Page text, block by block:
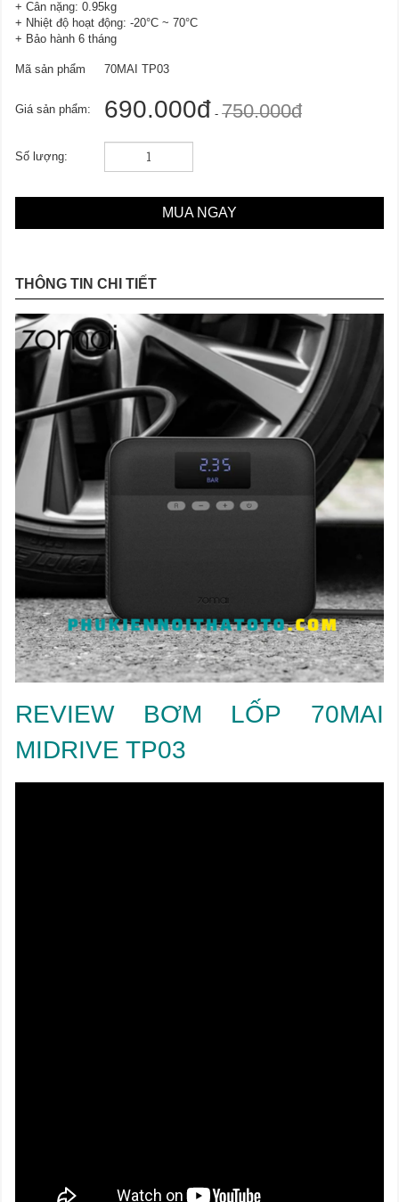
+ Cân nặng: 0.95kg
+ Nhiệt độ hoạt động: -20°C ~ 70°C
+ Bảo hành 6 tháng
Mã sản phẩm 70MAI TP03
Giá sản phẩm: 690.000đ -750.000đ
Số lượng:
MUA NGAY
THÔNG TIN CHI TIẾT
REVIEW BƠM LỐP 70MAI
MIDRIVE TP03